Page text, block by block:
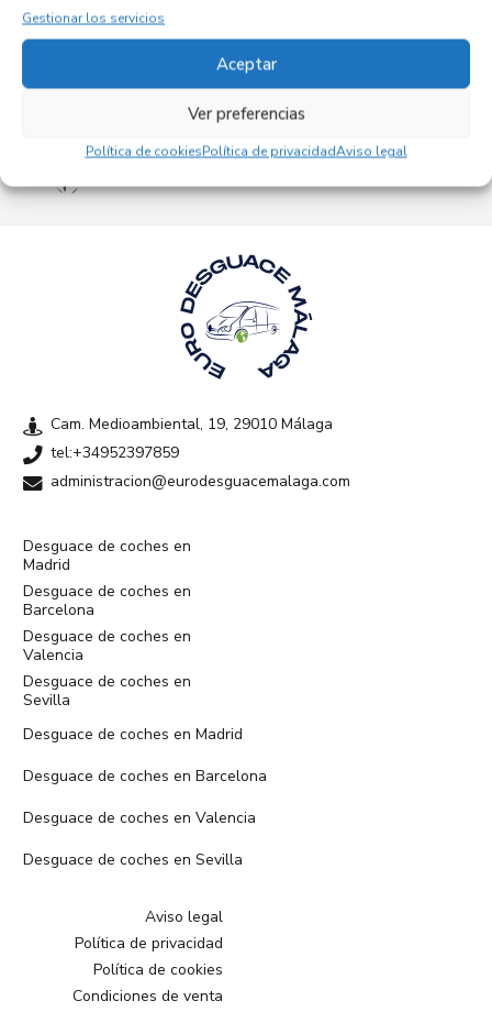
Gestionar los servicios
Aceptar
Ver preferencias
Política de cookiesPolítica de privacidadAviso legal
Empresas colaboradoras
Cam. Medioambiental, 19, 29010 Málaga
tel:+34952397859
administracion@eurodesguacemalaga.com
Desguace de coches en
Madrid
Desguace de coches en
Barcelona
Desguace de coches en
Valencia
Desguace de coches en
Sevilla
Desguace de coches en Madrid
Desguace de coches en Barcelona
Desguace de coches en Valencia
Desguace de coches en Sevilla
Aviso legal
Política de privacidad
Política de cookies
Condiciones de venta